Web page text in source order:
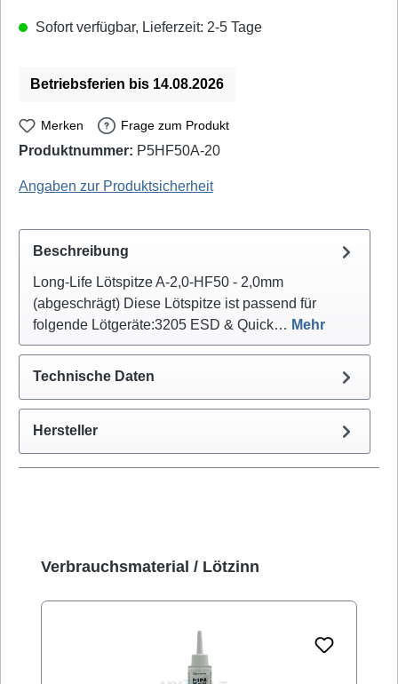
Sofort verfügbar, Lieferzeit: 2-5 Tage
Betriebsferien bis 14.08.2026
Merken Frage zum Produkt
Produktnummer: P5HF50A-20
Angaben zur Produktsicherheit
Beschreibung
Long-Life Lötspitze A-2,0-HF50 - 2,0mm
(abgeschrägt) Diese Lötspitze ist passend für
folgende Lötgeräte:3205 ESD & Quick… Mehr
Technische Daten
Hersteller
Produktgalerie überspringen
Verbrauchsmaterial / Lötzinn